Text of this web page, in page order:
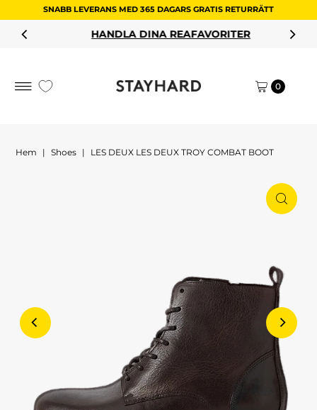
SNABB LEVERANS MED 365 DAGARS GRATIS RETURRÄTT
HANDLA DINA REAFAVORITER
0
Hem | Shoes | LES DEUX LES DEUX TROY COMBAT BOOT